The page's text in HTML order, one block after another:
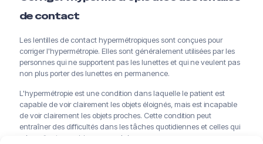
de contact
Les lentilles de contact hypermétropiques sont conçues pour
corriger l'hypermétropie. Elles sont généralement utilisées par les
personnes qui ne supportent pas les lunettes et qui ne veulent pas
non plus porter des lunettes en permanence.
L'hypermétropie est une condition dans laquelle le patient est
capable de voir clairement les objets éloignés, mais est incapable
de voir clairement les objets proches. Cette condition peut
entraîner des difficultés dans les tâches quotidiennes et celles qui
nécessitent une vision rapprochée.